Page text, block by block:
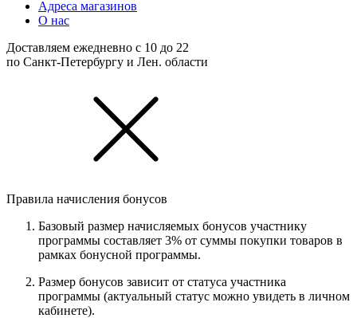
Адреса магазинов
О нас
Доставляем ежедневно с 10 до 22
по Санкт-Петербургу и Лен. области
Правила начисления бонусов
Базовый размер начисляемых бонусов участнику
программы составляет 3% от суммы покупки товаров в
рамках бонусной программы.
Размер бонусов зависит от статуса участника
программы (актуальный статус можно увидеть в личном
кабинете).